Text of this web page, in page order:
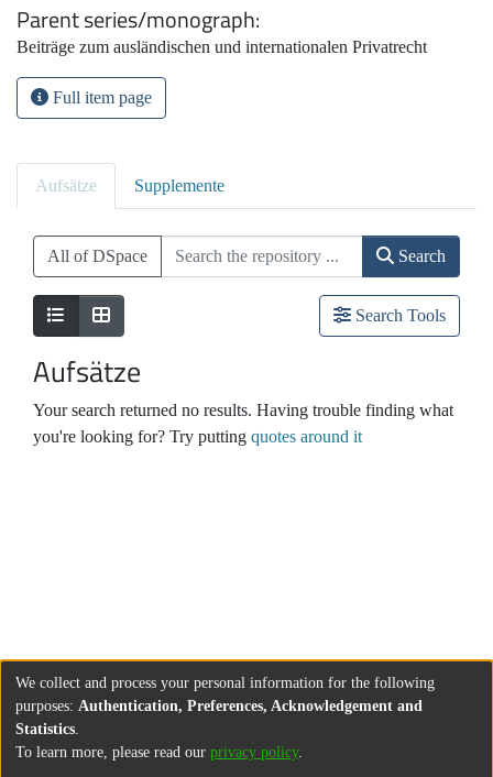
Parent series/monograph
Beiträge zum ausländischen und internationalen Privatrecht
Full item page
Aufsätze Supplemente
All of DSpace Search
Search Tools
Aufsätze
Your search returned no results. Having trouble finding what
you're looking for? Try putting quotes around it
We collect and process your personal information for the following
purposes: Authentication, Preferences, Acknowledgement and
Statistics
To learn more, please read our privacy policy.